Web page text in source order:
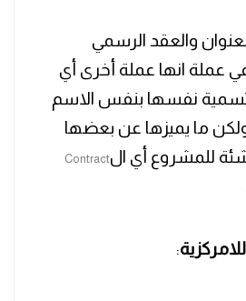
لعنوان والعقد الرسمي
عملة انها عملة أخرى أي
نفسها بنفس الاسم
ما يميزها عن بعضها
للمشروع أي الContract
اللامركزية: